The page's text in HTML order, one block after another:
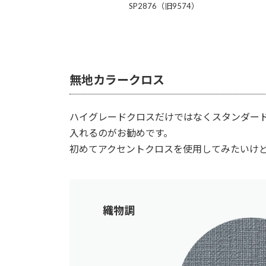
SP2876（旧9574）
無地カラークロス
ハイグレードクロスだけではなくスタンダ
入れるのがお勧めです。
初めてアクセントクロスを使用してみたいけ
織物調